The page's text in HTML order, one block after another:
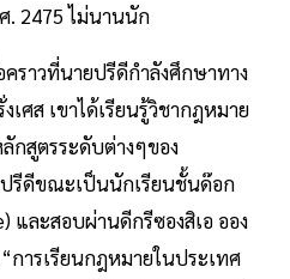
. 2475 ไม่นานนัก
ราวที่นายปรีดีกำลังศึกษาทาง
ศส เขาได้เรียนรู้วิชากฎหมาย
กสูตรระดับต่างๆของ
รีดีขณะเป็นนักเรียนชั้นด๊อก
และสอบผ่านดีกรีซองสิเอ ออง
การเรียนกฎหมายในประเทศ